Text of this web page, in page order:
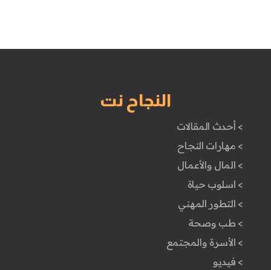
النجاح نت
> أحدث المقالات
> مهارات النجاح
> المال والأعمال
> اسلوب حياة
> التطور المهني
> طب وصحة
> الأسرة والمجتمع
> فيديو